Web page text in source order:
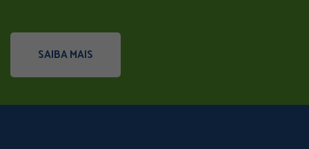
SAIBA MAIS